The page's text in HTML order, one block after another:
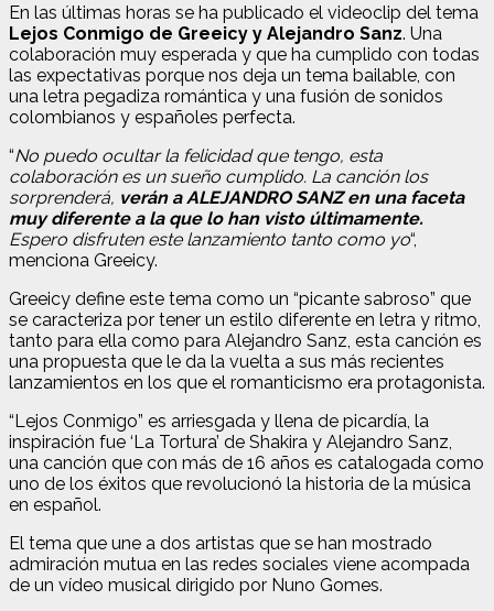
En las últimas horas se ha publicado el videoclip del tema
Lejos Conmigo de Greeicy y Alejandro Sanz. Una
colaboración muy esperada y que ha cumplido con todas
las expectativas porque nos deja un tema bailable, con
una letra pegadiza romántica y una fusión de sonidos
colombianos y españoles perfecta.
“No puedo ocultar la felicidad que tengo, esta
colaboración es un sueño cumplido. La canción los
sorprenderá, verán a ALEJANDRO SANZ en una faceta
muy diferente a la que lo han visto últimamente.
Espero disfruten este lanzamiento tanto como yo“,
menciona Greeicy.
Greeicy define este tema como un “picante sabroso” que
se caracteriza por tener un estilo diferente en letra y ritmo,
tanto para ella como para Alejandro Sanz, esta canción es
una propuesta que le da la vuelta a sus más recientes
lanzamientos en los que el romanticismo era protagonista.
“Lejos Conmigo” es arriesgada y llena de picardía, la
inspiración fue ‘La Tortura’ de Shakira y Alejandro Sanz,
una canción que con más de 16 años es catalogada como
uno de los éxitos que revolucionó la historia de la música
en español.
El tema que une a dos artistas que se han mostrado
admiración mutua en las redes sociales viene acompada
de un vídeo musical dirigido por Nuno Gomes.